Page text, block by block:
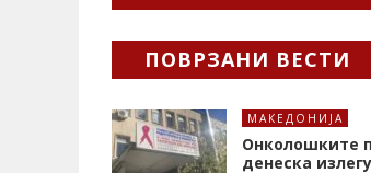
ПОВРЗАНИ ВЕСТИ
МАКЕДОНИЈА
Онколошките
денеска